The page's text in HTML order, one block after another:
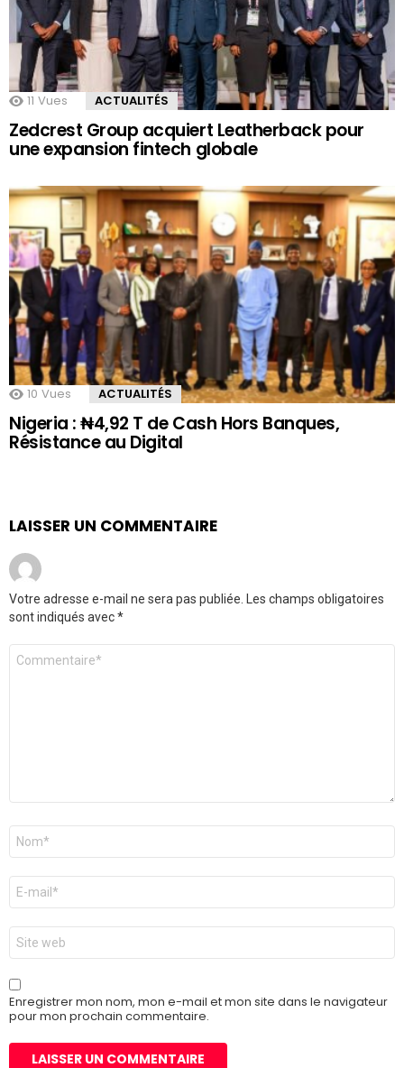
11 Vues ACTUALITÉS
Zedcrest Group acquiert Leatherback pour
une expansion fintech globale
10 Vues ACTUALITÉS
Nigeria : ₦4,92 T de Cash Hors Banques,
Résistance au Digital
LAISSER UN COMMENTAIRE
Votre adresse e-mail ne sera pas publiée. Les champs obligatoires
sont indiqués avec*
Commentaire
Nom
E-
mail
*
Site
web
Enregistrer mon nom, mon e-mail et mon site dans le navigateur
pour mon prochain commentaire.